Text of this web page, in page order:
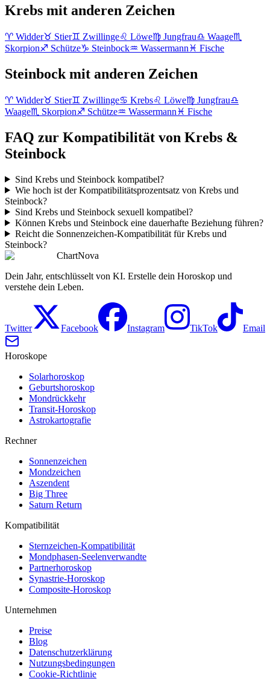
Krebs mit anderen Zeichen
♈ Widder♉ Stier♊ Zwillinge♌ Löwe♍ Jungfrau♎ Waage♏
Skorpion♐ Schütze♑ Steinbock♒ Wassermann♓ Fische
Steinbock mit anderen Zeichen
♈ Widder♉ Stier♊ Zwillinge♋ Krebs♌ Löwe♍ Jungfrau♎
Waage♏ Skorpion♐ Schütze♒ Wassermann♓ Fische
FAQ zur Kompatibilität von Krebs &
Steinbock
Sind Krebs und Steinbock kompatibel?
Wie hoch ist der Kompatibilitätsprozentsatz von Krebs und
Steinbock?
Sind Krebs und Steinbock sexuell kompatibel?
Können Krebs und Steinbock eine dauerhafte Beziehung führen?
Reicht die Sonnenzeichen-Kompatibilität für Krebs und
Steinbock?
ChartNova
Dein Jahr, entschlüsselt von KI. Erstelle dein Horoskop und
verstehe dein Leben.
Twitter Facebook Instagram TikTok Email
Horoskope
Solarhoroskop
Geburtshoroskop
Mondrückkehr
Transit-Horoskop
Astrokartografie
Rechner
Sonnenzeichen
Mondzeichen
Aszendent
Big Three
Saturn Return
Kompatibilität
Sternzeichen-Kompatibilität
Mondphasen-Seelenverwandte
Partnerhoroskop
Synastrie-Horoskop
Composite-Horoskop
Unternehmen
Preise
Blog
Datenschutzerklärung
Nutzungsbedingungen
Cookie-Richtlinie